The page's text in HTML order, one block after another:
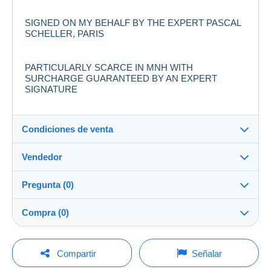
SIGNED ON MY BEHALF BY THE EXPERT PASCAL
SCHELLER, PARIS
PARTICULARLY SCARCE IN MNH WITH
SURCHARGE GUARANTEED BY AN EXPERT
SIGNATURE
Condiciones de venta
Destino:
Ver la lista de países
Entrega en persona:
Sí
Envío después del pago
Gastos:
Vendedor
YESYOUCAN100%(807x)
Tienda
Miembro desde:
Pregunta (0)
Para hacer una pregunta, debe iniciar una
Compra (0)
Última actualización: 0:59:15
Compartir Señalar